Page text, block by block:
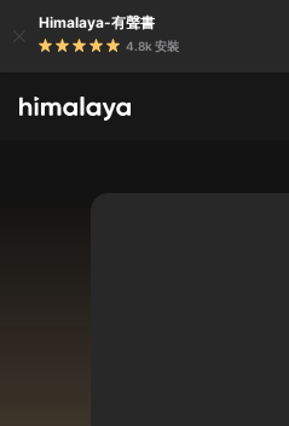
Himalaya-有聲書
4.8k 安裝